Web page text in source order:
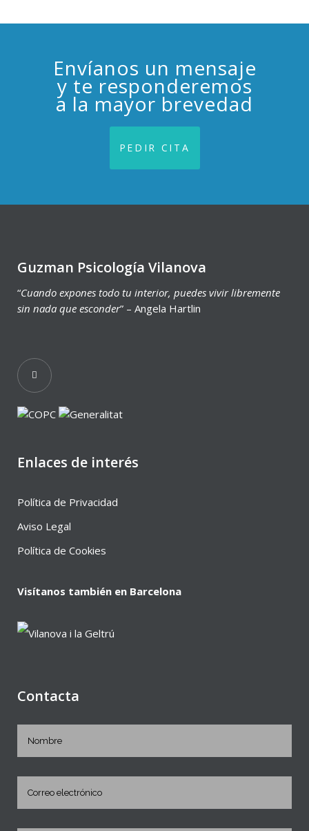
Envíanos un mensaje
y te responderemos
a la mayor brevedad
PEDIR CITA
Guzman Psicología Vilanova
“Cuando expones todo tu interior, puedes vivir libremente
sin nada que esconder” – Angela Hartlin
Enlaces de interés
Política de Privacidad
Aviso Legal
Política de Cookies
Visítanos también en Barcelona
Contacta